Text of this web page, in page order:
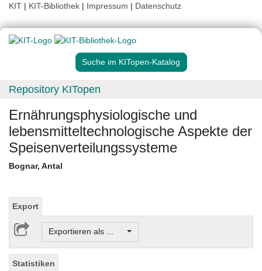
KIT | KIT-Bibliothek | Impressum | Datenschutz
Suche im KITopen-Katalog
Repository KITopen
Ernährungsphysiologische und
lebensmitteltechnologische Aspekte der
Speisenverteilungssysteme
Bognar, Antal
Export
Exportieren als ...
Statistiken